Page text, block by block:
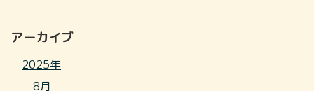
アーカイブ
2025年
8月